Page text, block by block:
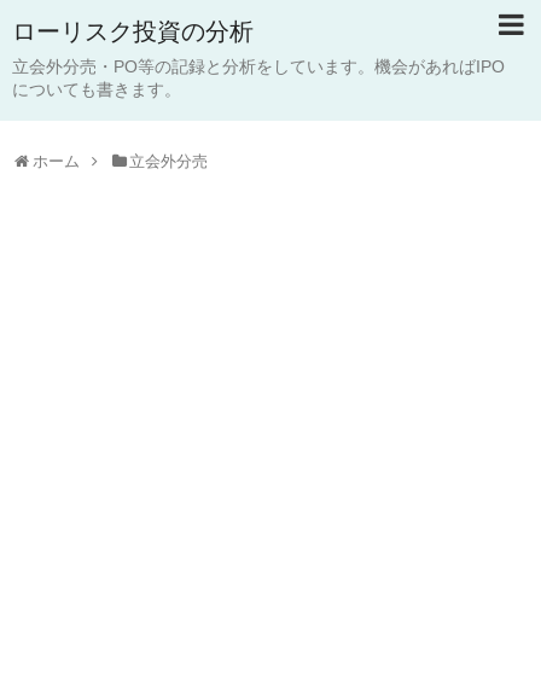
ローリスク投資の分析
立会外分売・PO等の記録と分析をしています。機会があればIPO
についても書きます。
ホーム 立会外分売